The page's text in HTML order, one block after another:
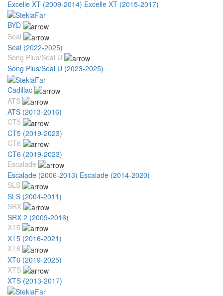
Excelle XT (2009-2014) Excelle XT (2015-2017)
BYD
Seal
Seal (2022-2025)
Song Plus/Seal U
Song Plus/Seal U (2023-2025)
Cadillac
ATS
ATS (2013-2016)
CT5
CT5 (2019-2023)
CT6
CT6 (2019-2023)
Escalade
Escalade (2006-2013) Escalade (2014-2020)
SLS
SLS (2004-2011)
SRX
SRX 2 (2009-2016)
XT5
XT5 (2016-2021)
XT6
XT6 (2019-2025)
XTS
XTS (2013-2017)